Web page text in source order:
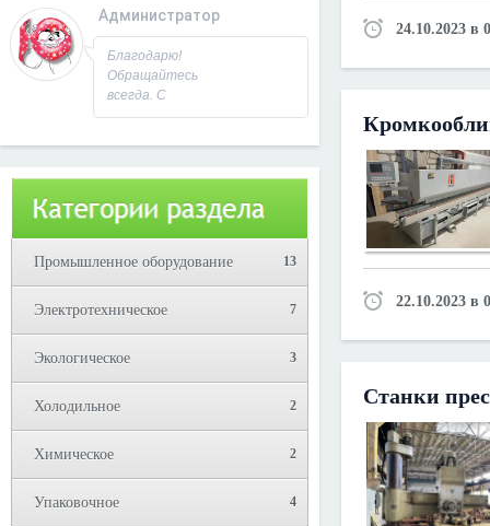
исполнили! Большое
спасибо!
Администратор
22.09.2023 - 09:19
Благодарю!
Обращайтесь
всегда. С
Уважением,
Промышленное оборудование 13
Электротехническое 7
Экологическое 3
Холодильное 2
Химическое 2
Упаковочное 4
24.10.2023 в
22.10.2023 в
Станки